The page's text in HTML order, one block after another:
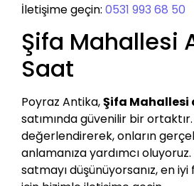
İletişime geçin: 0531 993 68 50
Şifa Mahallesi
Saat
Poyraz Antika,Şifa
satımında güvenilir bir
değerlendirerek, onların
anlamanıza yardımcı
satmayı düşünüyorsanız, en